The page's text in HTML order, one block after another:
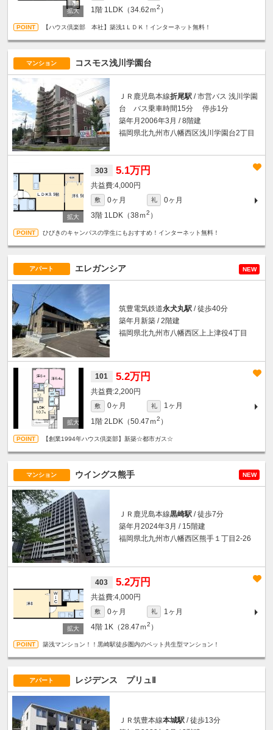
1階 1LDK（34.62ｍ2 ）
【ハウス倶楽部 本社】築浅1ＬＤＫ！インターネット無料！
マンション コスモス浅川学園台
ＪＲ鹿児島本線折尾駅 / 市営バス 浅川学園
台 バス乗車時間15分 停歩1分
築年月2006年3月 / 8階建
福岡県北九州市八幡西区浅川学園台2丁目
303 5.1万円
4,000円
敷 0ヶ月 礼
0ヶ月
3階 1LDK（38ｍ2 ）
ひびきのキャンパスの学生にもおすすめ！インターネット無料！
アパート エレガンシア NEW
筑豊電気鉄道永犬丸駅 / 徒歩40分
築年月新築 / 2階建
福岡県北九州市八幡西区上上津役4丁目
101 5.2万円
2,200円
敷 0ヶ月 礼
1ヶ月
1階 2LDK（50.47ｍ2 ）
【創業1994年ハウス倶楽部】新築☆都市ガス☆
マンション ウイングス熊手 NEW
ＪＲ鹿児島本線黒崎駅 / 徒歩7分
築年月2024年3月 / 15階建
福岡県北九州市八幡西区熊手１丁目2-26
403 5.2万円
4,000円
敷 0ヶ月 礼
1ヶ月
4階 1K（28.47ｍ2 ）
築浅マンション！！黒崎駅徒歩圏内のペット共生型マンション！
アパート レジデンス プリュⅡ
ＪＲ筑豊本線本城駅 / 徒歩13分